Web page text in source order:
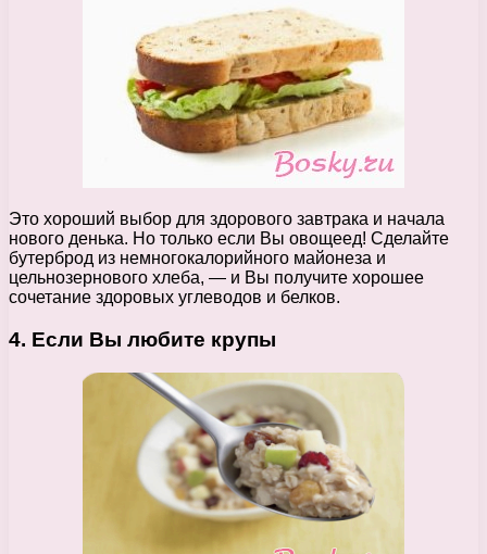
Это хороший выбор для здорового завтрака и начала
нового денька. Но только если Вы овощеед! Сделайте
бутерброд из немногокалорийного майонеза и
цельнозернового хлеба, — и Вы получите хорошее
сочетание здоровых углеводов и белков.
4. Если Вы любите крупы